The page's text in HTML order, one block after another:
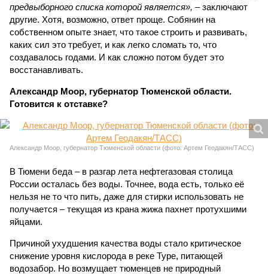
предвыборного списка которой является», – заключают
другие. Хотя, возможно, ответ проще. Собянин на
собственном опыте знает, что такое строить и развивать,
каких сил это требует, и как легко сломать то, что
создавалось годами. И как сложно потом будет это
восстанавливать.
Александр Моор, губернатор Тюменской области.
Готовится к отставке?
Александр Моор, губернатор Тюменской области (фото: Артем Геодакян/ТАСС)
В Тюмени беда – в разгар лета нефтегазовая столица
России осталась без воды. Точнее, вода есть, только её
нельзя не то что пить, даже для стирки использовать не
получается – текущая из крана жижа пахнет протухшими
яйцами.
Причиной ухудшения качества воды стало критическое
снижение уровня кислорода в реке Туре, питающей
водозабор. Но возмущает тюменцев не природный